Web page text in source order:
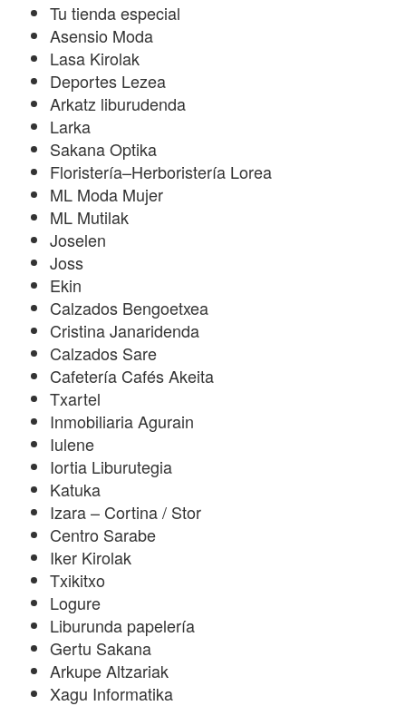
Tu tienda especial
Asensio Moda
Lasa Kirolak
Deportes Lezea
Arkatz liburudenda
Larka
Sakana Optika
Floristería–Herboristería Lorea
ML Moda Mujer
ML Mutilak
Joselen
Joss
Ekin
Calzados Bengoetxea
Cristina Janaridenda
Calzados Sare
Cafetería Cafés Akeita
Txartel
Inmobiliaria Agurain
Iulene
Iortia Liburutegia
Katuka
Izara – Cortina / Stor
Centro Sarabe
Iker Kirolak
Txikitxo
Logure
Liburunda papelería
Gertu Sakana
Arkupe Altzariak
Xagu Informatika